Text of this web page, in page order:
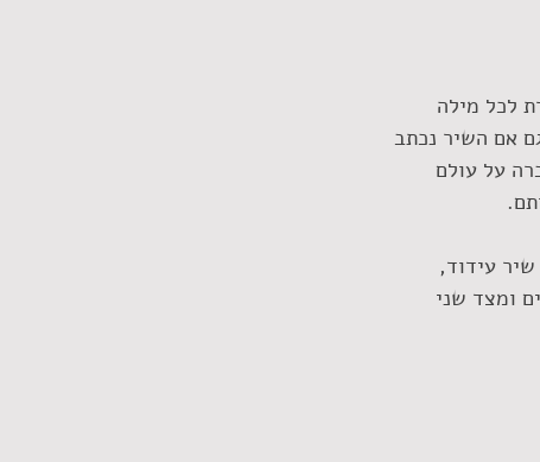
לכל מילה
אם השיר נכתב
על עולם
עידוד,
ומצד שני